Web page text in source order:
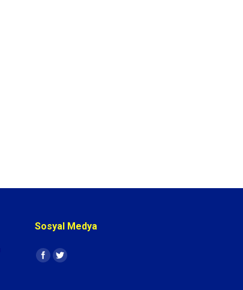
Sosyal Medya
Find us on: